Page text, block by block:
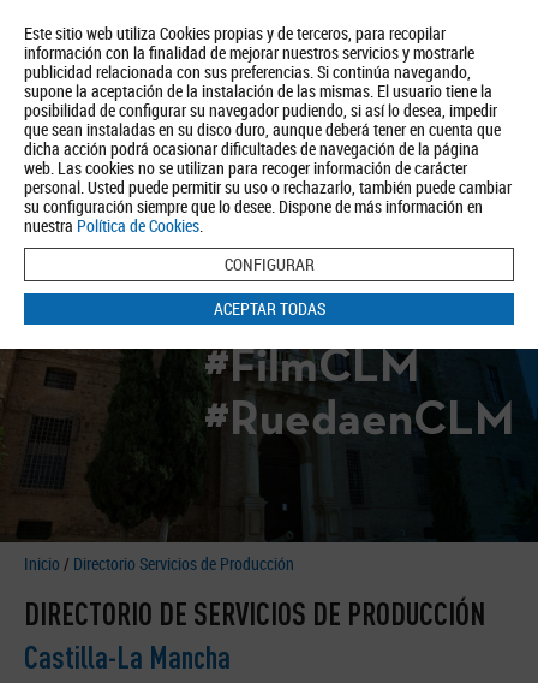
Este sitio web utiliza Cookies propias y de terceros, para recopilar
información con la finalidad de mejorar nuestros servicios y mostrarle
publicidad relacionada con sus preferencias. Si continúa navegando,
supone la aceptación de la instalación de las mismas. El usuario tiene la
posibilidad de configurar su navegador pudiendo, si así lo desea, impedir
que sean instaladas en su disco duro, aunque deberá tener en cuenta que
dicha acción podrá ocasionar dificultades de navegación de la página
web. Las cookies no se utilizan para recoger información de carácter
personal. Usted puede permitir su uso o rechazarlo, también puede cambiar
su configuración siempre que lo desee. Dispone de más información en
nuestra Política de Cookies.
CONFIGURAR
ACEPTAR TODAS
Quiénes somos Turismo Política de Privacidad Aviso Legal
Política de Cookies
BUSCAR
#FilmCLM
#RuedaenCLM
Inicio / Directorio Servicios de Producción
DIRECTORIO DE SERVICIOS DE PRODUCCIÓN
Castilla-La Mancha